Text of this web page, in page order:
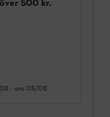
500 kr.
- ons 05/08